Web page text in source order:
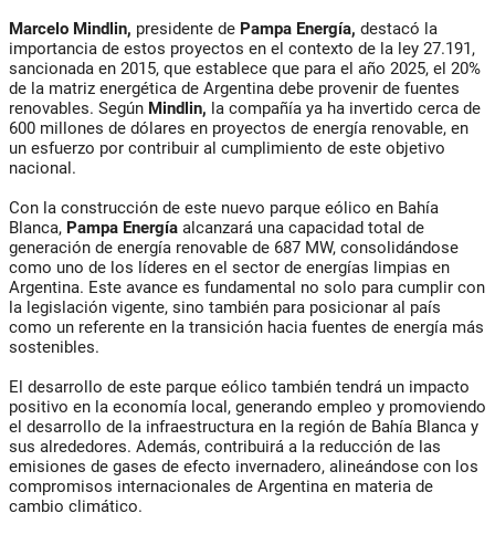
Marcelo Mindlin, presidente de Pampa Energía, destacó la
importancia de estos proyectos en el contexto de la ley 27.191,
sancionada en 2015, que establece que para el año 2025, el 20%
de la matriz energética de Argentina debe provenir de fuentes
renovables. Según Mindlin, la compañía ya ha invertido cerca de
600 millones de dólares en proyectos de energía renovable, en
un esfuerzo por contribuir al cumplimiento de este objetivo
nacional.
Con la construcción de este nuevo parque eólico en Bahía
Blanca, Pampa Energía alcanzará una capacidad total de
generación de energía renovable de 687 MW, consolidándose
como uno de los líderes en el sector de energías limpias en
Argentina. Este avance es fundamental no solo para cumplir con
la legislación vigente, sino también para posicionar al país
como un referente en la transición hacia fuentes de energía más
sostenibles.
El desarrollo de este parque eólico también tendrá un impacto
positivo en la economía local, generando empleo y promoviendo
el desarrollo de la infraestructura en la región de Bahía Blanca y
sus alrededores. Además, contribuirá a la reducción de las
emisiones de gases de efecto invernadero, alineándose con los
compromisos internacionales de Argentina en materia de
cambio climático.